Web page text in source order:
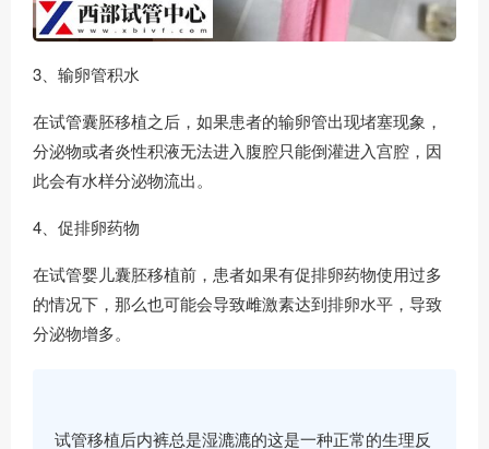
3、输卵管积水
在试管囊胚移植之后，如果患者的输卵管出现堵塞现象，
分泌物或者炎性积液无法进入腹腔只能倒灌进入宫腔，因
此会有水样分泌物流出。
4、促排卵药物
在试管婴儿囊胚移植前，患者如果有促排卵药物使用过多
的情况下，那么也可能会导致雌激素达到排卵水平，导致
分泌物增多。
试管移植后内裤总是湿漉漉的这是一种正常的生理反